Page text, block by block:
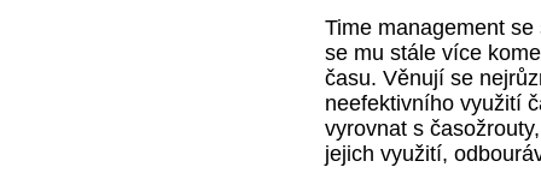
Time management
se mu stále více
času. Věnují se
neefektivního využití
vyrovnat s
jejich využití,